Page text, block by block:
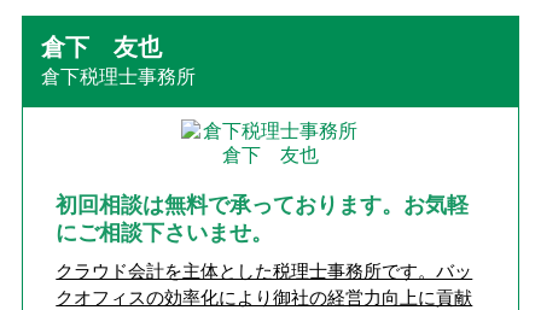
倉下 友也
倉下税理士事務所
初回相談は無料で承っております。お気軽
にご相談下さいませ。
クラウド会計を主体とした税理士事務所です。バッ
クオフィスの効率化により御社の経営力向上に貢献